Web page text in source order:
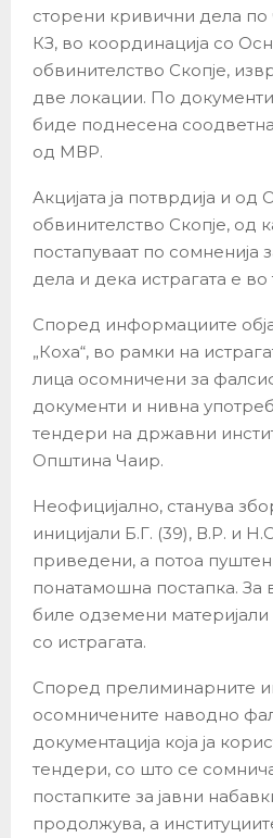
сторени кривични дела по
КЗ, во координација со
обвинителство Скопје,
две локации. По
биде поднесена соодветна
од МВР.
Акцијата ја потврдија и од
обвинителство Скопје, од
постапуваат по сомненија
дела и дека истрагата е во
Според информациите
„Коха“, во рамки на
лица осомничени за
документи и нивна
тендери на државни
Општина Чаир.
Неофицијално, станува
иницијали Б.Г. (39), В.Р. и
приведени, а потоа
понатамошна постапка. За
биле одземени
со истрагата.
Според прелиминарните
осомничените наводно
документација која ја
тендери, со што се
постапките за јавни
продолжува, а